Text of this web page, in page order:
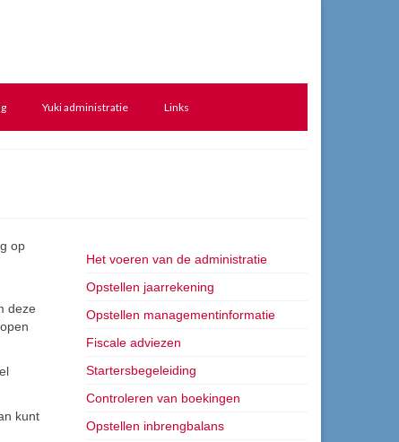
Yuki administratie Links
op
deze
kunt
Het voeren van de administratie
Opstellen jaarrekening
Opstellen managementinformatie
Fiscale adviezen
Startersbegeleiding
Controleren van boekingen
Opstellen inbrengbalans